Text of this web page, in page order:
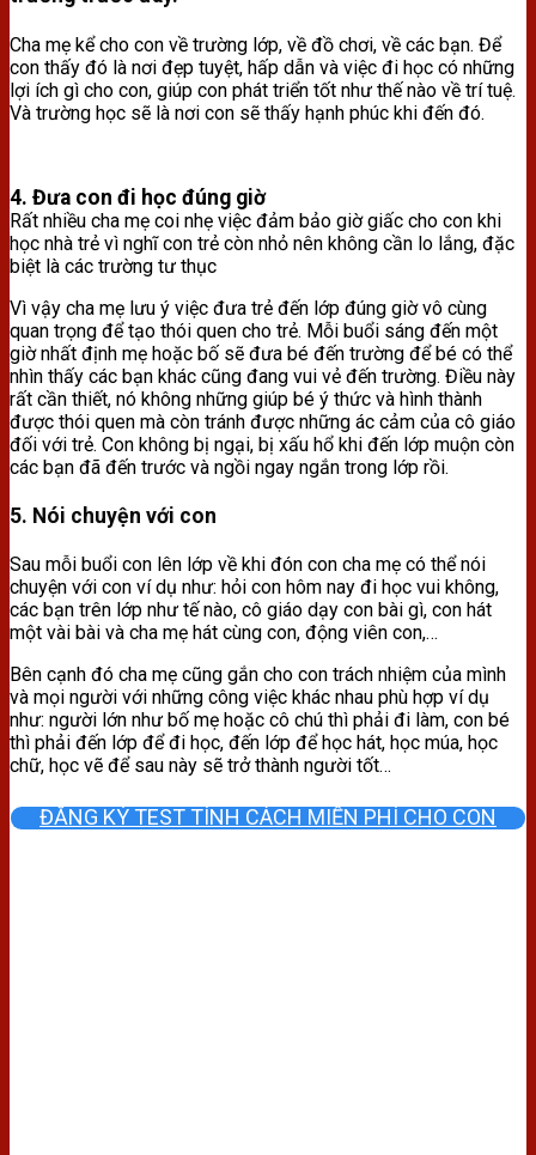
Cha mẹ kể cho con về trường lớp, về đồ chơi, về các bạn. Để
con thấy đó là nơi đẹp tuyệt, hấp dẫn và việc đi học có những
lợi ích gì cho con, giúp con phát triển tốt như thế nào về trí tuệ.
Và trường học sẽ là nơi con sẽ thấy hạnh phúc khi đến đó.
4. Đưa con đi học đúng giờ
Rất nhiều cha mẹ coi nhẹ việc đảm bảo giờ giấc cho con khi
học nhà trẻ vì nghĩ con trẻ còn nhỏ nên không cần lo lắng, đặc
biệt là các trường tư thục
Vì vậy cha mẹ lưu ý việc đưa trẻ đến lớp đúng giờ vô cùng
quan trọng để tạo thói quen cho trẻ. Mỗi buổi sáng đến một
giờ nhất định mẹ hoặc bố sẽ đưa bé đến trường để bé có thể
nhìn thấy các bạn khác cũng đang vui vẻ đến trường. Điều này
rất cần thiết, nó không những giúp bé ý thức và hình thành
được thói quen mà còn tránh được những ác cảm của cô giáo
đối với trẻ. Con không bị ngại, bị xấu hổ khi đến lớp muộn còn
các bạn đã đến trước và ngồi ngay ngắn trong lớp rồi.
5. Nói chuyện với con
Sau mỗi buổi con lên lớp về khi đón con cha mẹ có thể nói
chuyện với con ví dụ như: hỏi con hôm nay đi học vui không,
các bạn trên lớp như tế nào, cô giáo dạy con bài gì, con hát
một vài bài và cha mẹ hát cùng con, động viên con,…
Bên cạnh đó cha mẹ cũng gắn cho con trách nhiệm của mình
và mọi người với những công việc khác nhau phù hợp ví dụ
như: người lớn như bố mẹ hoặc cô chú thì phải đi làm, con bé
thì phải đến lớp để đi học, đến lớp để học hát, học múa, học
chữ, học vẽ để sau này sẽ trở thành người tốt…
ĐĂNG KÝ TEST TÍNH CÁCH MIỄN PHÍ CHO CON